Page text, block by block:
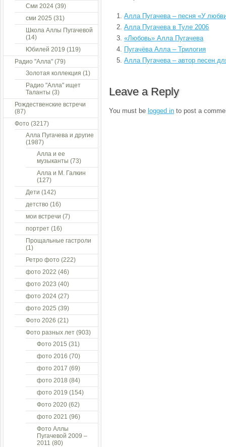
Алла Пугачева – песня «У
Алла Пугачева в Туле 2006
«Любовь» Алла Пугачева
Пугачёва Алла – Трилогия
Алла Пугачева – автор песен
Leave a Reply
You must be logged in to post a
Сми 2024 (39)
сми 2025 (31)
Школа Аллы Пугачевой
(14)
Юбилей 2019 (119)
Радио "Алла" (79)
Золотая коллекция (1)
Радио "Алла" ищет
Таланты (3)
Рождественские встречи
(87)
Фото (3217)
Алла Пугачева и другие
(1987)
Алла и ее
музыканты (73)
Алла и М. Галкин
(127)
Дети (142)
детство (16)
мои встречи (7)
портрет (16)
Прощальные гастроли
(1)
Ретро фото (222)
фото 2022 (46)
фото 2023 (40)
фото 2024 (27)
фото 2025 (39)
Фото 2026 (21)
Фото разных лет (903)
Фото 2015 (31)
фото 2016 (70)
фото 2017 (69)
фото 2018 (84)
фото 2019 (154)
Фото 2020 (62)
фото 2021 (96)
Фото Аллы
Пугачевой 2009 –
2011 (80)